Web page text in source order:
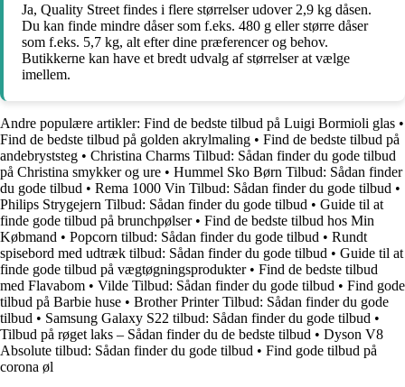
Ja, Quality Street findes i flere størrelser udover 2,9 kg dåsen.
Du kan finde mindre dåser som f.eks. 480 g eller større dåser
som f.eks. 5,7 kg, alt efter dine præferencer og behov.
Butikkerne kan have et bredt udvalg af størrelser at vælge
imellem.
Andre populære artikler: Find de bedste tilbud på Luigi Bormioli glas •
Find de bedste tilbud på golden akrylmaling • Find de bedste tilbud på
andebryststeg • Christina Charms Tilbud: Sådan finder du gode tilbud
på Christina smykker og ure • Hummel Sko Børn Tilbud: Sådan finder
du gode tilbud • Rema 1000 Vin Tilbud: Sådan finder du gode tilbud •
Philips Strygejern Tilbud: Sådan finder du gode tilbud • Guide til at
finde gode tilbud på brunchpølser• Find de bedste tilbud hos Min
Købmand • Popcorn tilbud: Sådan finder du gode tilbud • Rundt
spisebord med udtræk tilbud: Sådan finder du gode tilbud • Guide til at
finde gode tilbud på vægtøgningsprodukter• Find de bedste tilbud
med Flavabom • Vilde Tilbud: Sådan finder du gode tilbud • Find gode
tilbud på Barbie huse • Brother Printer Tilbud: Sådan finder du gode
tilbud • Samsung Galaxy S22 tilbud: Sådan finder du gode tilbud •
Tilbud på røget laks – Sådan finder du de bedste tilbud • Dyson V8
Absolute tilbud: Sådan finder du gode tilbud • Find gode tilbud på
corona øl